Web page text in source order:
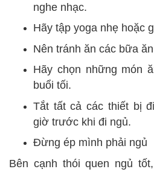
nghe nhạc.
Hãy tập yoga nhẹ hoặc
Nên tránh ăn các bữa
Hãy chọn những món
buổi tối.
Tắt tất cả các thiết bị
giờ trước khi đi ngủ.
Đừng ép mình phải ngủ
Bên cạnh thói quen ngủ